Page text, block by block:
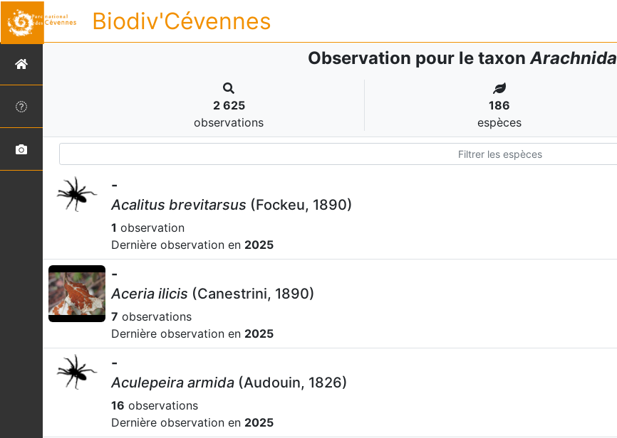
Biodiv'Cévennes
Observation pour le taxonArachnida
2 625
observations
186
espèces
-
Acalitus brevitarsus (Fockeu, 1890)
1 observation
Dernière observation en 2025
-
Aceria ilicis (Canestrini, 1890)
7 observations
Dernière observation en 2025
-
Aculepeira armida (Audouin, 1826)
16 observations
Dernière observation en 2025